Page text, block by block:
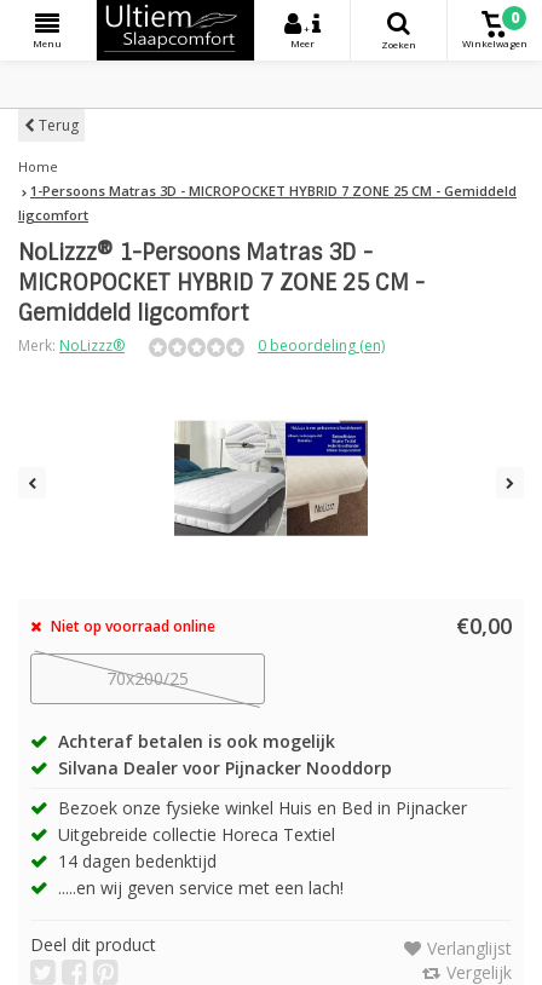
Menu
+
Meer
Zoeken
0
Winkelwagen
Terug
Home
1-Persoons Matras 3D - MICROPOCKET HYBRID 7 ZONE 25 CM - Gemiddeld
ligcomfort
NoLizzz® 1-Persoons Matras 3D -
MICROPOCKET HYBRID 7 ZONE 25 CM -
Gemiddeld ligcomfort
Merk: NoLizzz® 0 beoordeling (en)
Niet op voorraad online €0,00
70x200/25
Achteraf betalen is ook mogelijk
Silvana Dealer voor Pijnacker Nooddorp
Bezoek onze fysieke winkel Huis en Bed in Pijnacker
Uitgebreide collectie Horeca Textiel
14 dagen bedenktijd
.....en wij geven service met een lach!
Deel dit product
Verlanglijst
Vergelijk